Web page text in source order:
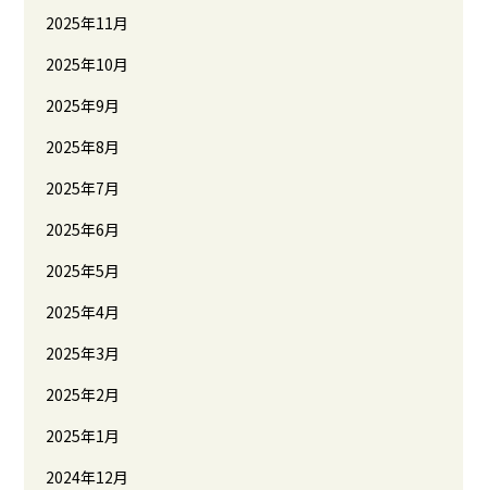
2025年11月
2025年10月
2025年9月
2025年8月
2025年7月
2025年6月
2025年5月
2025年4月
2025年3月
2025年2月
2025年1月
2024年12月